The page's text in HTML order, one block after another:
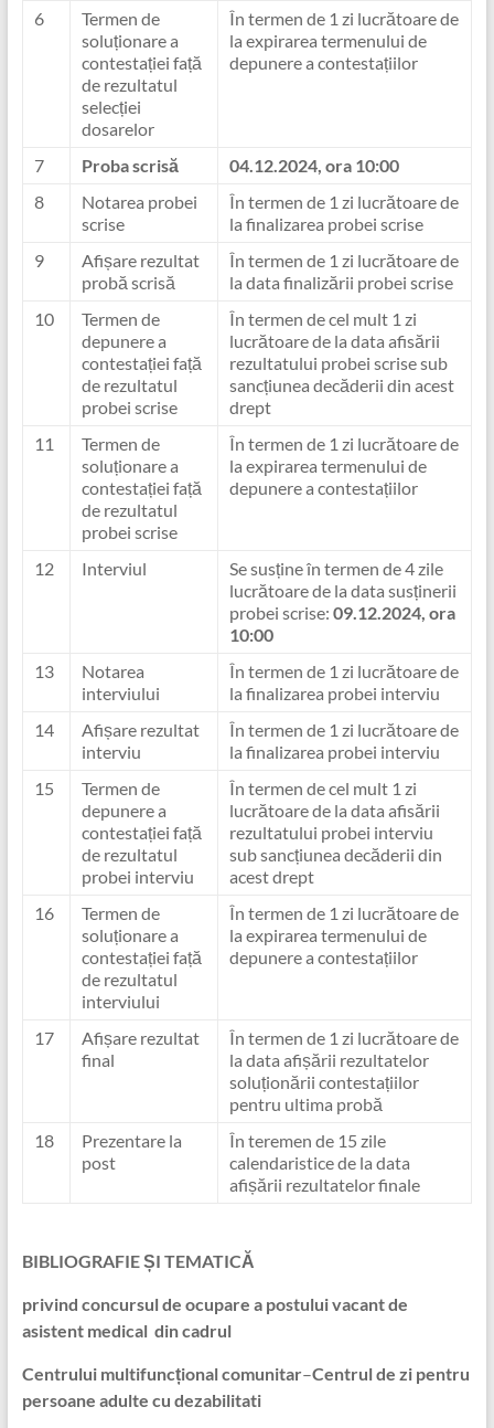
6
Termen de
soluționare a
contestației față
de rezultatul
selecției
dosarelor
În termen de 1 zi lucrătoare de
la expirarea termenului de
depunere a contestațiilor
7 Proba scrisă
04.12.2024, ora 10:00
8
Notarea probei
scrise
În termen de 1 zi lucrătoare de
la finalizarea probei scrise
9
Afișare rezultat
probă scrisă
În termen de 1 zi lucrătoare de
la data finalizării probei scrise
10
Termen de
depunere a
contestației față
de rezultatul
probei scrise
În termen de cel mult 1 zi
lucrătoare de la data afisării
rezultatului probei scrise sub
sancțiunea decăderii din acest
drept
11
Termen de
soluționare a
contestației față
de rezultatul
probei scrise
În termen de 1 zi lucrătoare de
la expirarea termenului de
depunere a contestațiilor
12 Interviul
Se susține în termen de 4 zile
lucrătoare de la data susținerii
probei scrise: 09.12.2024, ora
10:00
13
Notarea
interviului
În termen de 1 zi lucrătoare de
la finalizarea probei interviu
14
Afișare rezultat
interviu
În termen de 1 zi lucrătoare de
la finalizarea probei interviu
15
Termen de
depunere a
contestației față
de rezultatul
probei interviu
În termen de cel mult 1 zi
lucrătoare de la data afisării
rezultatului probei interviu
sub sancțiunea decăderii din
acest drept
16
Termen de
soluționare a
contestației față
de rezultatul
interviului
În termen de 1 zi lucrătoare de
la expirarea termenului de
depunere a contestațiilor
17
Afișare rezultat
final
În termen de 1 zi lucrătoare de
la data afișării rezultatelor
soluționării contestațiilor
pentru ultima probă
18
Prezentare la
post
În teremen de 15 zile
calendaristice de la data
afișării rezultatelor finale
BIBLIOGRAFIE ȘI TEMATICĂ
privind concursul de ocupare a postului vacant de
asistent medical din cadrul
Centrului multifuncțional comunitar–Centrul de zi pentru
persoane adulte cu dezabilitati